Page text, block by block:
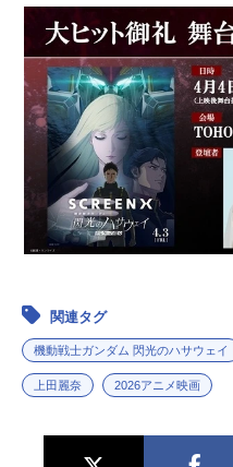
関連タグ
機動戦士ガンダム 閃光のハサウェイ
上田麗奈 2026アニメ映画